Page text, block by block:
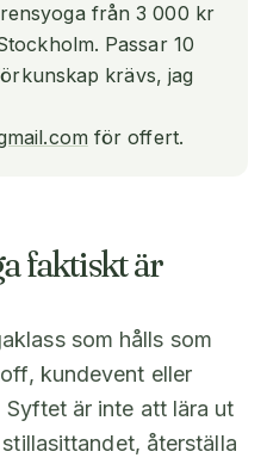
från 3 000 kr
Passar 10
krävs, jag
för offert.
faktiskt är
som hålls som
kundevent eller
är inte att lära ut
återställa